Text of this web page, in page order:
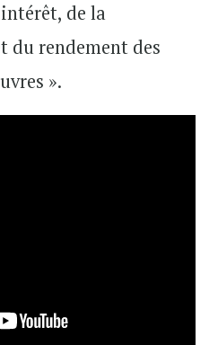
de la
rendement des
».